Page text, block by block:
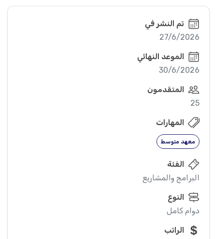
تم النشر في
27/6/2026
الموعد النهائي
30/6/2026
المتقدمون
25
المهارات
معهد متوسط
الفئة
البرامج والمشاريع
النوع
دوام كامل
الراتب